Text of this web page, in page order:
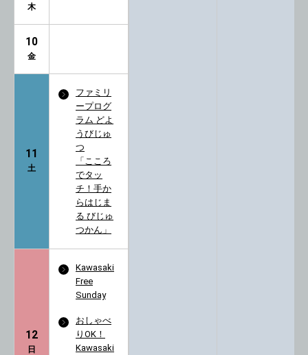
木
10
金
11
土
ファミリ
ープログ
ラム どよ
うびじゅ
つ
「こころ
でタッ
チ！手か
らはじま
る びじゅ
つかん」
12
日
Kawasaki
Free
Sunday
おしゃべ
りOK！
Kawasaki